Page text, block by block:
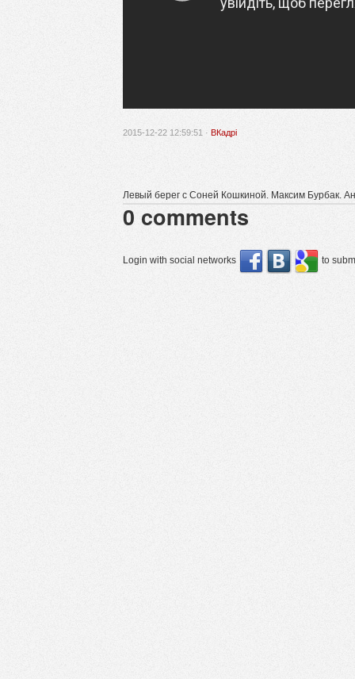
2015-12-22 12:59:51 · ВКадрі
Левый берег с Соней Кошкиной. Максим Бурбак.
0 comments
Login with social networks to